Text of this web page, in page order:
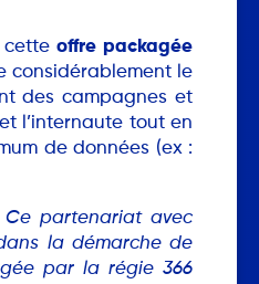
cette offre packagée
considérablement le
des campagnes et
l’internaute tout en
de données (ex :
partenariat avec
la démarche de
par la régie 366